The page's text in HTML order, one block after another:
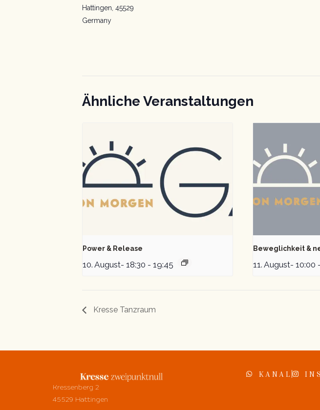
Hattingen 45529
Germany
Ähnliche Veranstaltungen
Power & Release
10. August- 18:30 - 19:45
Beweglichkeit &
11. August- 10:00 -
Kresse Tanzraum
Kressenberg 2
45529 Hattingen
KANAL